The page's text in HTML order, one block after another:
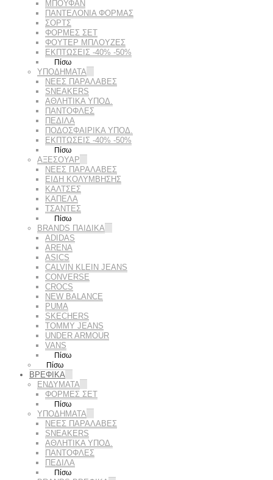
ΜΠΟΥΦΑΝ
ΠΑΝΤΕΛΟΝΙΑ ΦΟΡΜΑΣ
ΣΟΡΤΣ
ΦΟΡΜΕΣ ΣΕΤ
ΦΟΥΤΕΡ ΜΠΛΟΥΖΕΣ
ΕΚΠΤΏΣΕΙΣ -40% -50%
Πίσω
ΥΠΟΔΗΜΑΤΑ
ΝΕΕΣ ΠΑΡΑΛΑΒΕΣ
SNEAKERS
ΑΘΛΗΤΙΚΑ ΥΠΟΔ.
ΠΑΝΤΟΦΛΕΣ
ΠΕΔΙΛΑ
ΠΟΔΟΣΦΑΙΡΙΚΑ ΥΠΟΔ.
ΕΚΠΤΏΣΕΙΣ -40% -50%
Πίσω
ΑΞΕΣΟΥΑΡ
ΝΕΕΣ ΠΑΡΑΛΑΒΕΣ
ΕΙΔΗ ΚΟΛΥΜΒΗΣΗΣ
ΚΑΛΤΣΕΣ
ΚΑΠΕΛΑ
ΤΣΑΝΤΕΣ
Πίσω
BRANDS ΠΑΙΔΙΚΆ
ADIDAS
ARENA
ASICS
CALVIN KLEIN JEANS
CONVERSE
CROCS
NEW BALANCE
PUMA
SKECHERS
TOMMY JEANS
UNDER ARMOUR
VANS
Πίσω
Πίσω
ΒΡΕΦΙΚΑ
ΕΝΔΥΜΑΤΑ
ΦΟΡΜΕΣ ΣΕΤ
Πίσω
ΥΠΟΔΗΜΑΤΑ
ΝΕΕΣ ΠΑΡΑΛΑΒΕΣ
SNEAKERS
ΑΘΛΗΤΙΚΑ ΥΠΟΔ.
ΠΑΝΤΟΦΛΕΣ
ΠΕΔΙΛΑ
Πίσω